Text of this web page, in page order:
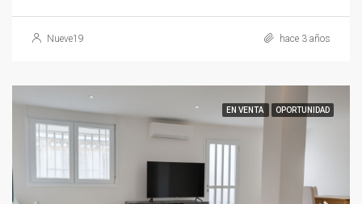
Nueve19 hace 3 años
EN VENTA OPORTUNIDAD